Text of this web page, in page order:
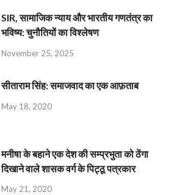
SIR, सामाजिक न्याय और भारतीय गणतंत्र का
भविष्य: चुनौतियों का विश्लेषण
November 25, 2025
सीताराम सिंह: समाजवाद का एक आफ़ताब
May 18, 2020
मनीषा के बहाने एक देश की सम्प्रभुता को ठेंगा
दिखाने वाले शासक वर्ग के पिट्ठू पत्रकार
May 21, 2020